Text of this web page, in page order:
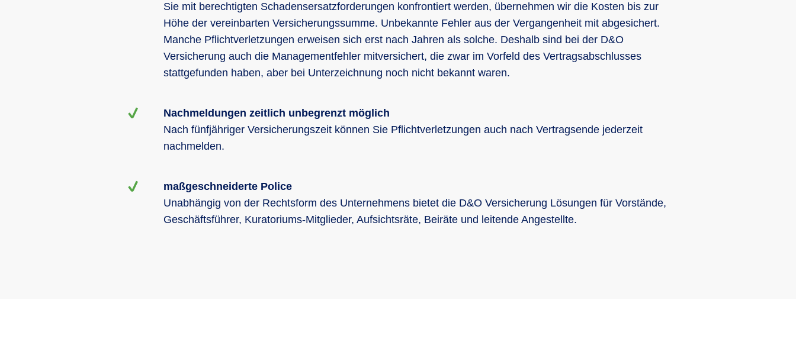
Sie mit berechtigten Schadensersatzforderungen konfrontiert werden, übernehmen wir die Kosten bis zur
Höhe der vereinbarten Versicherungssumme. Unbekannte Fehler aus der Vergangenheit mit abgesichert.
Manche Pflichtverletzungen erweisen sich erst nach Jahren als solche. Deshalb sind bei der D&O
Versicherung auch die Managementfehler mitversichert, die zwar im Vorfeld des Vertragsabschlusses
stattgefunden haben, aber bei Unterzeichnung noch nicht bekannt waren.
Nachmeldungen zeitlich unbegrenzt möglich
Nach fünfjähriger Versicherungszeit können Sie Pflichtverletzungen auch nach Vertragsende jederzeit
nachmelden.
maßgeschneiderte Police
Unabhängig von der Rechtsform des Unternehmens bietet die D&O Versicherung Lösungen für Vorstände,
Geschäftsführer, Kuratoriums-Mitglieder, Aufsichtsräte, Beiräte und leitende Angestellte.